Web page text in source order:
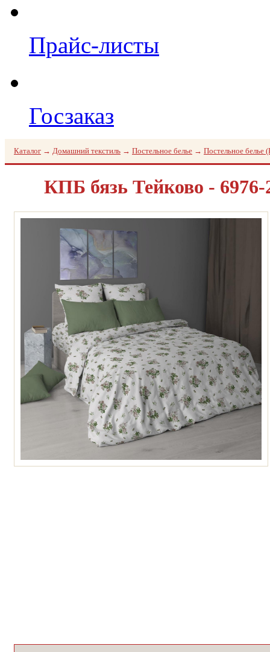
Прайс-листы
Госзаказ
Каталог → Домашний текстиль → Постельное белье → Постельное белье
КПБ бязь Тейково - 6976-